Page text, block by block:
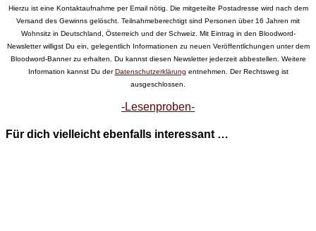
Hierzu ist eine Kontaktaufnahme per Email nötig. Die mitgeteilte Postadresse wird nach dem
Versand des Gewinns gelöscht. Teilnahmeberechtigt sind Personen über 16 Jahren mit
Wohnsitz in Deutschland, Österreich und der Schweiz. Mit Eintrag in den Bloodword-
Newsletter willigst Du ein, gelegentlich Informationen zu neuen Veröffentlichungen unter dem
Bloodword-Banner zu erhalten. Du kannst diesen Newsletter jederzeit abbestellen. Weitere
Information kannst Du derDatenschutzerklärung entnehmen. Der Rechtsweg ist
ausgeschlossen.
-Lesenproben-
Für dich vielleicht ebenfalls interessant …